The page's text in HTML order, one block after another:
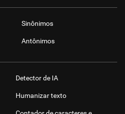
Sinônimos
Antônimos
Detector de IA
Humanizar texto